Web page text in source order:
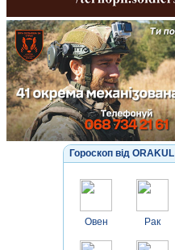
Гороскоп від ORAKUL
Овен Рак